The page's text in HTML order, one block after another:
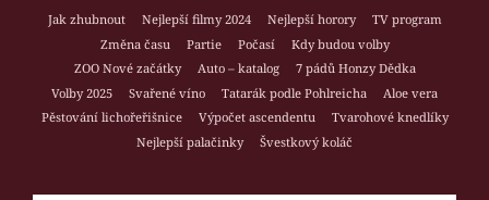
Jak zhubnout Nejlepší filmy 2024 Nejlepší horory
TV program
Změna času
Partie Počasí
Kdy budou volby
ZOO Nové začátky
Auto – katalog
7 pádů Honzy Dědka
Volby 2025
Svařené víno Tatarák podle Pohlreicha
Aloe vera
Pěstování lichořeřišnice
Výpočet ascendentu
Tvarohové knedlíky
Nejlepší palačinky
Švestkový koláč